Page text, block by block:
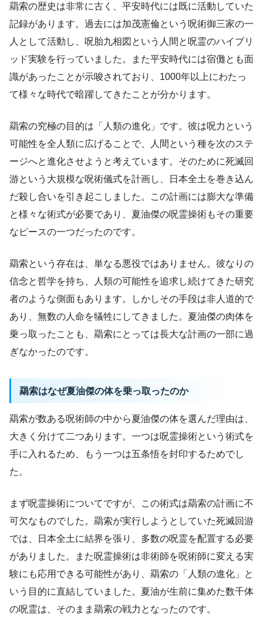
羂索の歴史は非常に古く、平安時代には既に活動していた
記録があります。過去には加茂憲倫という呪術御三家の一
人として活動し、呪胎九相図という人間と呪霊のハイブリ
ッド実験を行っていました。また平安時代には宿儺とも面
識があったことが示唆されており、1000年以上にわたっ
て様々な時代で暗躍してきたことが分かります。
羂索の究極の目的は「人類の進化」です。彼は呪力という
可能性を全人類に広げることで、人間という種を次のステ
ージへと進化させようと考えています。そのために死滅回
游という大規模な呪術儀式を計画し、日本全土を巻き込ん
だ殺し合いを引き起こしました。この計画には膨大な準備
と様々な術式が必要であり、夏油傑の呪霊操術もその重要
なピースの一つだったのです。
羂索という存在は、単なる悪役ではありません。彼なりの
信念と哲学を持ち、人類の可能性を追求し続けてきた研究
者のような側面もあります。しかしその手段は非人道的で
あり、無数の人命を犠牲にしてきました。夏油傑の肉体を
乗っ取ったことも、羂索にとっては長大な計画の一部に過
ぎなかったのです。
羂索はなぜ夏油傑の体を乗っ取ったのか
羂索が数ある呪術師の中から夏油傑の体を選んだ理由は、
大きく分けて二つあります。一つは呪霊操術という術式を
手に入れるため、もう一つは五条悟を封印するためでし
た。
まず呪霊操術についてですが、この術式は羂索の計画に不
可欠なものでした。羂索が実行しようとしていた死滅回游
では、日本全土に結界を張り、多数の呪霊を配置する必要
がありました。また呪霊操術は非術師を呪術師に変える実
験にも応用できる可能性があり、羂索の「人類の進化」と
いう目的に直結していました。夏油が生前に集めた数千体
の呪霊は、そのまま羂索の戦力となったのです。